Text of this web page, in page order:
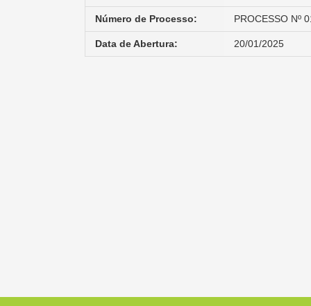
Número de Processo: PROCESSO Nº
Data de Abertura: 20/01/2025